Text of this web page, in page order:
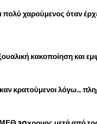
χαρούμενος όταν
κακοποίηση και
κρατούμενοι λόγω…